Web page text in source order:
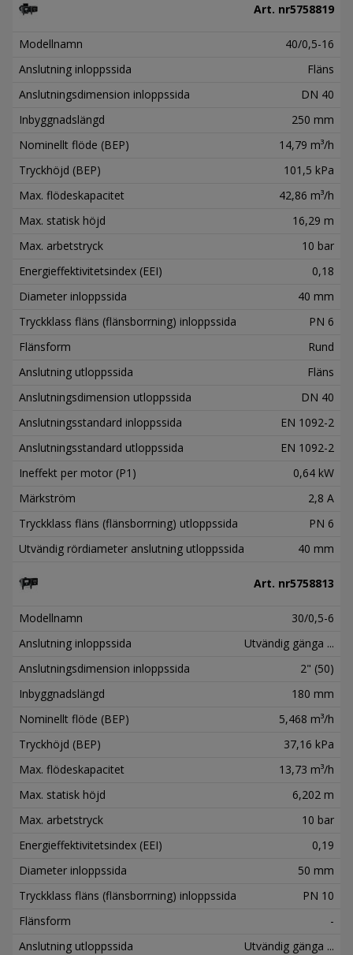
Art. nr5758819
Modellnamn
40/0,5-16
Anslutning inloppssida
Fläns
Anslutningsdimension inloppssida
DN 40
Inbyggnadslängd
250 mm
Nominellt flöde (BEP)
14,79 m³/h
Tryckhöjd (BEP)
101,5 kPa
Max. flödeskapacitet
42,86 m³/h
Max. statisk höjd
16,29 m
Max. arbetstryck
10 bar
Energieffektivitetsindex (EEI)
0,18
Diameter inloppssida
40 mm
Tryckklass fläns (flänsborrning) inloppssida
PN 6
Flänsform
Rund
Anslutning utloppssida
Fläns
Anslutningsdimension utloppssida
DN 40
Anslutningsstandard inloppssida
EN 1092-2
Anslutningsstandard utloppssida
EN 1092-2
Ineffekt per motor (P1)
0,64 kW
Märkström
2,8 A
Tryckklass fläns (flänsborrning) utloppssida
PN 6
Utvändig rördiameter anslutning utloppssida
40 mm
Art. nr5758813
Modellnamn
30/0,5-6
Anslutning inloppssida
Utvändig gänga ...
Anslutningsdimension inloppssida
2" (50)
Inbyggnadslängd
180 mm
Nominellt flöde (BEP)
5,468 m³/h
Tryckhöjd (BEP)
37,16 kPa
Max. flödeskapacitet
13,73 m³/h
Max. statisk höjd
6,202 m
Max. arbetstryck
10 bar
Energieffektivitetsindex (EEI)
0,19
Diameter inloppssida
50 mm
Tryckklass fläns (flänsborrning) inloppssida
PN 10
Flänsform
-
Anslutning utloppssida
Utvändig gänga ...